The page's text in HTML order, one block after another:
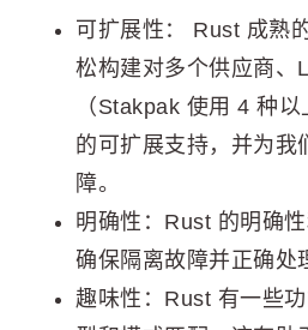
可扩展性： Rust 成熟
松构建对多个供应商、
（Stakpak 使用 4 种以
的可扩展支持，并为我
障。
明确性：Rust 的明确
确保隔离故障并正确处
趣味性：Rust 有一些